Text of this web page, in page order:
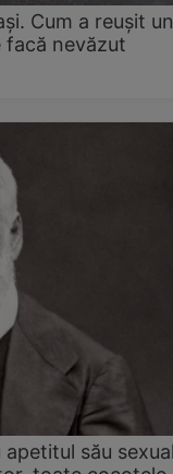
Cum a reușit un
facă nevăzut
său